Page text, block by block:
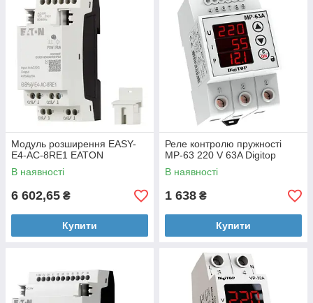
Модуль розширення EASY-
E4-AC-8RE1 EATON
В наявності
6 602,65 ₴
Купити
Реле контролю пружності
MP-63 220 V 63A Digitop
В наявності
1 638 ₴
Купити